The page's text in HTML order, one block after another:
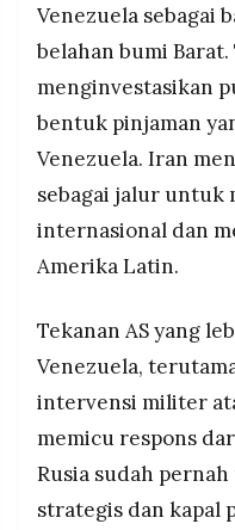
Venezuela sebagai
belahan bumi
menginvestasikan
bentuk pinjaman
Venezuela. Iran
sebagai jalur untuk
internasional dan
Amerika Latin.
Tekanan AS yang
Venezuela,
intervensi militer
memicu respons
Rusia sudah
strategis dan kapal